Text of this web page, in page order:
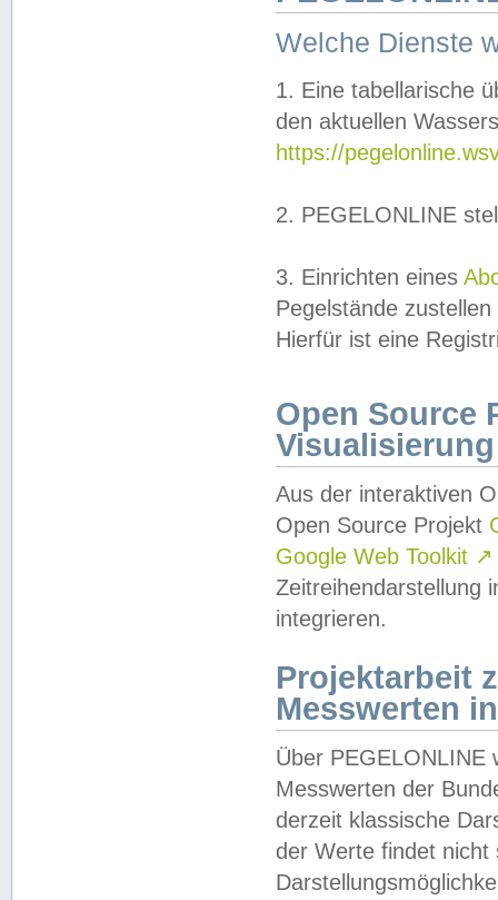
Welche Dienste
1. Eine tabellarische
den aktuellen
https://
2. PEGELONLINE
3. Einrichten eines
Pegelstände
Hierfür ist eine
Open Source
Visualisierung
Aus der interaktiven
Open Source Projekt
Google Web Toolkit ↗
Zeitreihendarstellung
integrieren.
Projektarbeit
Messwerten
Über PEGELONLINE
Messwerten der
derzeit klassische
der Werte findet